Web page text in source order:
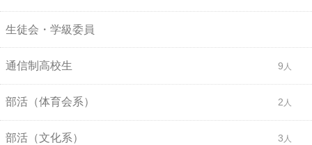
生徒会・学級委員
通信制高校生 9
部活（体育会系） 2
部活（文化系） 3